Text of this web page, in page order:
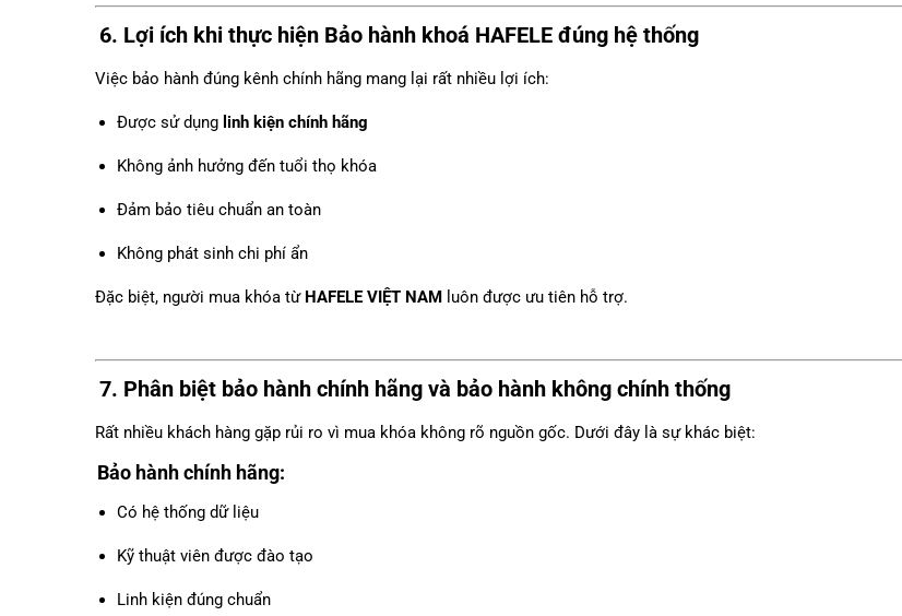
6. Lợi ích khi thực hiện Bảo hành khoá HAFELE đúng hệ thống
Việc bảo hành đúng kênh chính hãng mang lại rất nhiều lợi ích:
Được sử dụng linh kiện chính hãng
Không ảnh hưởng đến tuổi thọ khóa
Đảm bảo tiêu chuẩn an toàn
Không phát sinh chi phí ẩn
Đặc biệt, người mua khóa từ HAFELE VIỆT NAM luôn được ưu tiên hỗ trợ.
7. Phân biệt bảo hành chính hãng và bảo hành không chính thống
Rất nhiều khách hàng gặp rủi ro vì mua khóa không rõ nguồn gốc. Dưới đây là sự khác biệt:
Bảo hành chính hãng:
Có hệ thống dữ liệu
Kỹ thuật viên được đào tạo
Linh kiện đúng chuẩn